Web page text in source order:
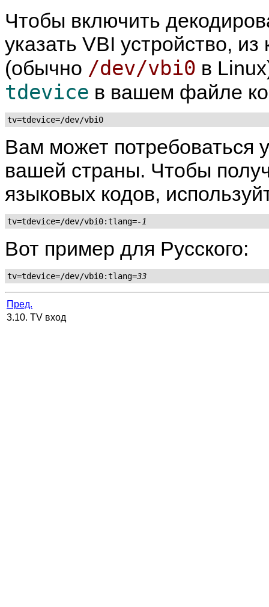
Чтобы включить
указать VBI устройство,
(обычно /dev/vbi0 в
tdevice в вашем файле
tv=tdevice=/dev/vbi0
Вам может потребоваться
вашей страны. Чтобы
языковых кодов,
tv=tdevice=/dev/vbi0:tlang=-1
Вот пример для Русского:
tv=tdevice=/dev/vbi0:tlang=33
Пред.
3.10. TV вход